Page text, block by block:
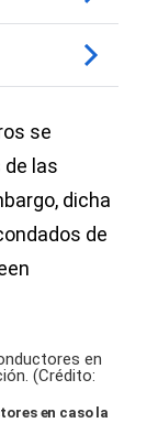
se
las
dicha
de
en caso la